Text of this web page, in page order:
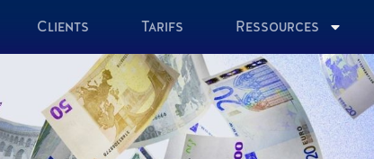
Clients Tarifs Ressources